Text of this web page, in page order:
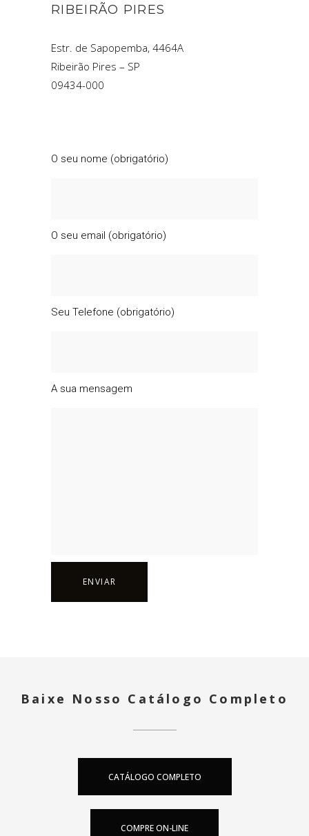
RIBEIRÃO PIRES
Estr. de Sapopemba, 4464A
Ribeirão Pires – SP
09434-000
O seu nome (obrigatório)
O seu email (obrigatório)
Seu Telefone (obrigatório)
A sua mensagem
Baixe Nosso Catálogo Completo
CATÁLOGO COMPLETO
COMPRE ON-LINE